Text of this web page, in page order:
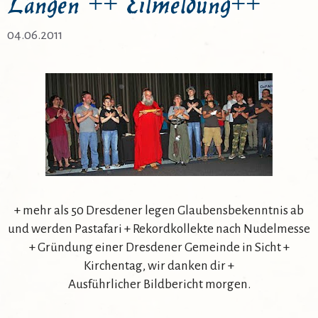
04.06.2011
+ mehr als 50 Dresdener legen Glaubensbekenntnis ab
und werden Pastafari + Rekordkollekte nach Nudelmesse
+ Gründung einer Dresdener Gemeinde in Sicht +
Kirchentag, wir danken dir +
Ausführlicher Bildbericht morgen.